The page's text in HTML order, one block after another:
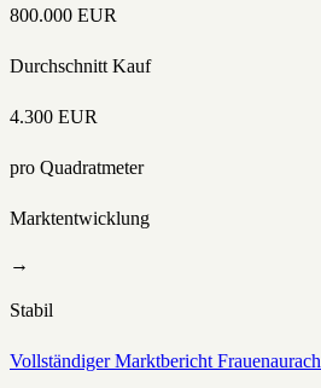
800.000 EUR
Durchschnitt Kauf
4.300 EUR
pro Quadratmeter
Marktentwicklung
→
Stabil
Vollständiger Marktbericht Frauenaurach